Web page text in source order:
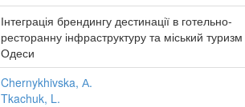
Інтеграція брендингу дестинації в готельно-
ресторанну інфраструктуру та міський туризм
Одеси
Chernykhivska, А.
Tkachuk, L.